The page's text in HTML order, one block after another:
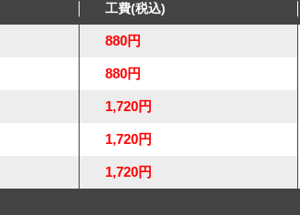
工費(税込)
880円
880円
1,720円
1,720円
1,720円